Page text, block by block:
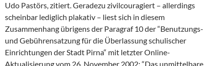
Udo Pastörs, zitiert. Geradezu zivilcouragiert – allerdings
scheinbar lediglich plakativ – liest sich in diesem
Zusammenhang übrigens der Paragraf 10 der “Benutzungs-
und Gebührensatzung für die Überlassung schulischer
Einrichtungen der Stadt Pirna“ mit letzter Online-
Aktualisierung vom 26. November 2002: “Das unmittelbare